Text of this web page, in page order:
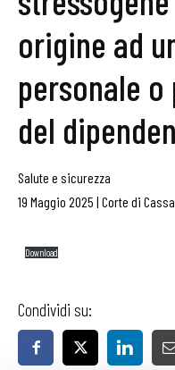
origine ad
personale
del
Salute e sicurezza
19 Maggio 2025 | Corte di
Download
Condividi su: